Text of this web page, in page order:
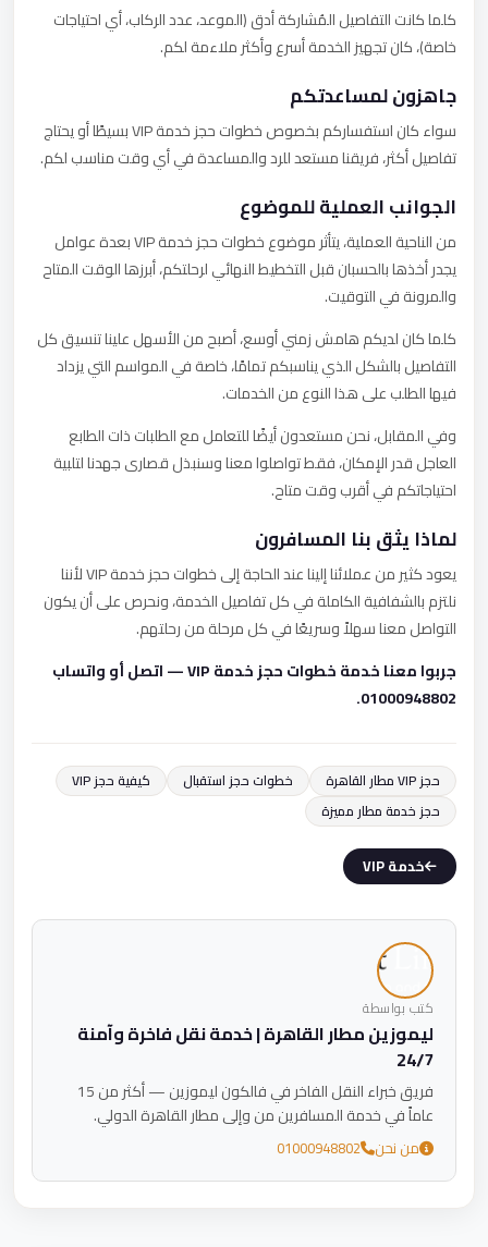
كلما كانت التفاصيل المُشاركة أدق (الموعد، عدد الركاب، أي احتياجات
خاصة)، كان تجهيز الخدمة أسرع وأكثر ملاءمة لكم.
جاهزون لمساعدتكم
سواء كان استفساركم بخصوص خطوات حجز خدمة VIP بسيطًا أو يحتاج
تفاصيل أكثر، فريقنا مستعد للرد والمساعدة في أي وقت مناسب لكم.
الجوانب العملية للموضوع
من الناحية العملية، يتأثر موضوع خطوات حجز خدمة VIP بعدة عوامل
يجدر أخذها بالحسبان قبل التخطيط النهائي لرحلتكم، أبرزها الوقت المتاح
والمرونة في التوقيت.
كلما كان لديكم هامش زمني أوسع، أصبح من الأسهل علينا تنسيق كل
التفاصيل بالشكل الذي يناسبكم تمامًا، خاصة في المواسم التي يزداد
فيها الطلب على هذا النوع من الخدمات.
وفي المقابل، نحن مستعدون أيضًا للتعامل مع الطلبات ذات الطابع
العاجل قدر الإمكان، فقط تواصلوا معنا وسنبذل قصارى جهدنا لتلبية
احتياجاتكم في أقرب وقت متاح.
لماذا يثق بنا المسافرون
يعود كثير من عملائنا إلينا عند الحاجة إلى خطوات حجز خدمة VIP لأننا
نلتزم بالشفافية الكاملة في كل تفاصيل الخدمة، ونحرص على أن يكون
التواصل معنا سهلاً وسريعًا في كل مرحلة من رحلتهم.
جربوا معنا خدمة خطوات حجز خدمة VIP — اتصل أو واتساب
01000948802.
حجز VIP مطار القاهرة خطوات حجز استقبال
كيفية حجز VIP
حجز خدمة مطار مميزة
خدمة VIP
كتب بواسطة
ليموزين مطار القاهرة | خدمة نقل فاخرة وآمنة
24/7
فريق خبراء النقل الفاخر في فالكون ليموزين — أكثر من 15
عاماً في خدمة المسافرين من وإلى مطار القاهرة الدولي.
من نحن 01000948802